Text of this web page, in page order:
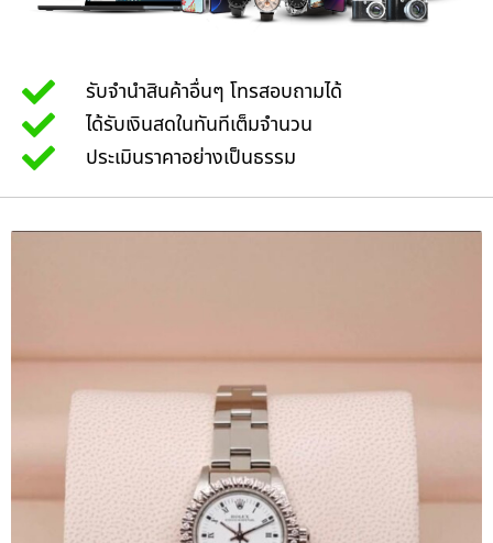
รับจำนำสินค้าอื่นๆ โทรสอบถามได้
ได้รับเงินสดในทันทีเต็มจำนวน
ประเมินราคาอย่างเป็นธรรม